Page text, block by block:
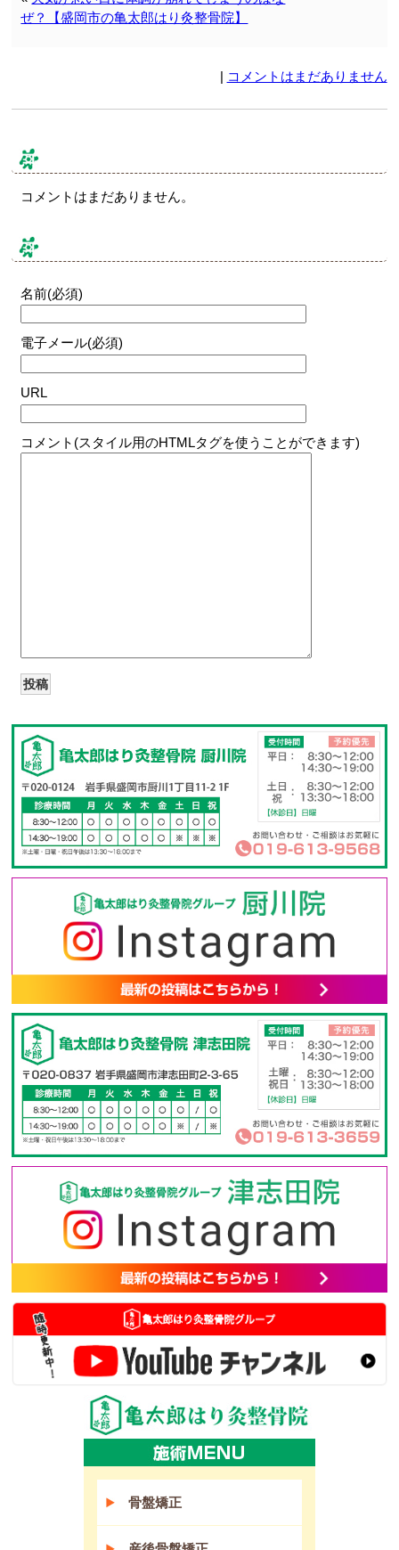
ぜ？【盛岡市の亀太郎はり灸整骨院】
| コメントはまだありません
コメント & トラックバック
コメントはまだありません。
コメントする
名前(必須)
電子メール(必須)
URL
コメント(スタイル用のHTMLタグを使うことができます)
骨盤矯正